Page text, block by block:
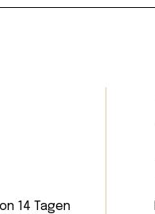
14 Tagen